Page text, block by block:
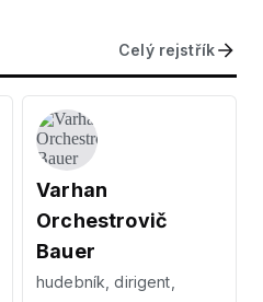
Celý rejstřík
Varhan
Orchestrovič
Bauer
hudebník, dirigent,